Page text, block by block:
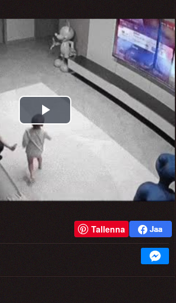
Play
Video
Tallenna